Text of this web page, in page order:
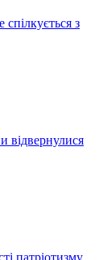
з
відвернулися
патріотизму